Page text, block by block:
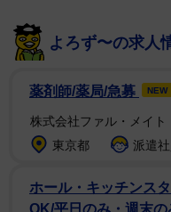
よろず〜の求人
薬剤師/薬局/急募 NEW
株式会社ファル・メイト
東京都
派遣
ホール・キッチンス
OK/平日のみ・週末